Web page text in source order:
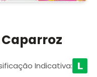
Indicativa: